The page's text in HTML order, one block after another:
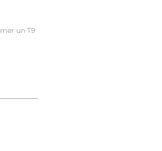
un T9